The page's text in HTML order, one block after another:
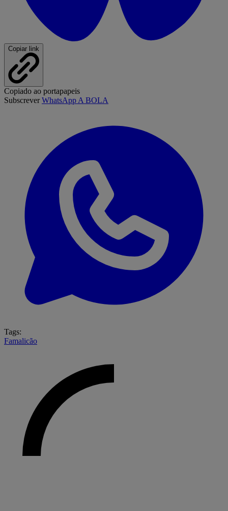
Copiar link
Copiado ao portapapeis
SubscreverWhatsApp A BOLA
Tags:
Famalicão